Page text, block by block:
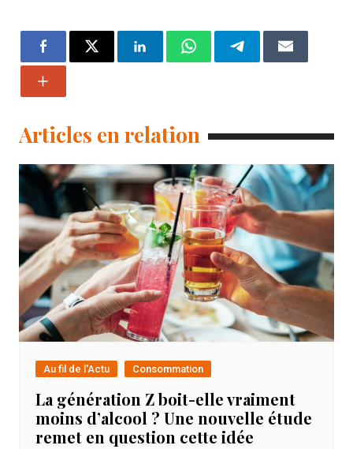
Articles en relation
Au fil de l'Actu Consommation
La génération Z boit-elle vraiment
moins d’alcool ? Une nouvelle étude
remet en question cette idée